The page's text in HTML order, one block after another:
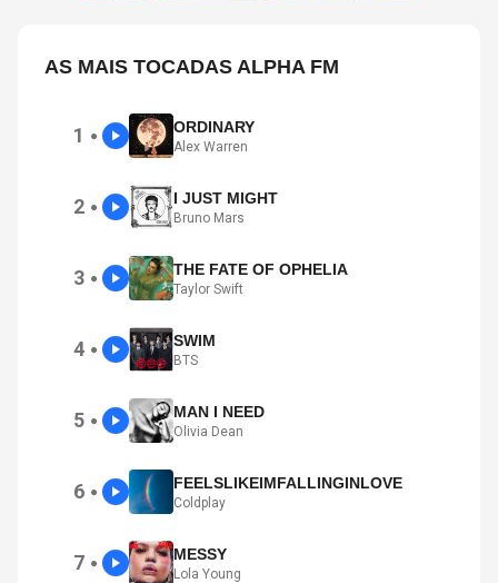
AS MAIS TOCADAS ALPHA FM
1 ● ORDINARY
Alex Warren
2 ● I JUST MIGHT
Bruno Mars
3 ● THE FATE OF OPHELIA
Taylor Swift
4 ● SWIM
BTS
5 ● MAN I NEED
Olivia Dean
6 ● FEELSLIKEIMFALLINGINLOVE
Coldplay
7 ● MESSY
Lola Young